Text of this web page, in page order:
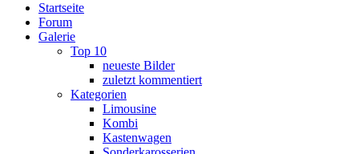
Startseite
Forum
Galerie
Top 10
neueste Bilder
zuletzt kommentiert
Kategorien
Limousine
Kombi
Kastenwagen